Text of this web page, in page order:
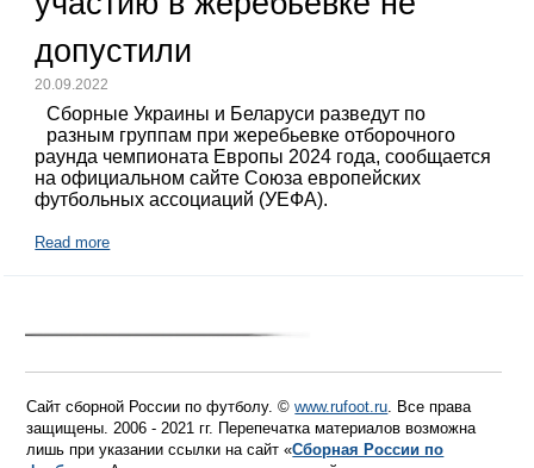
допустили
20.09.2022
Сборные Украины и Беларуси разведут по
разным группам при жеребьевке отборочного
раунда чемпионата Европы 2024 года, сообщается
на официальном сайте Союза европейских
футбольных ассоциаций (УЕФА).
Read more
Сайт сборной России по футболу. ©www.rufoot.ru. Все права
защищены. 2006 - 2021 гг. Перепечатка материалов возможна
лишь при указании ссылки на сайт «Сборная России по